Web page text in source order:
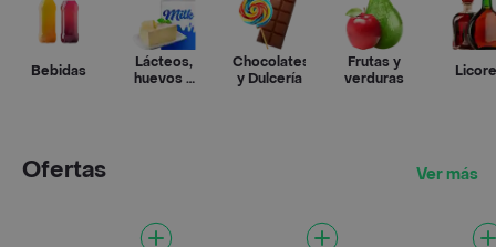
Bebidas
Lácteos,
huevos y
Chocolates
y Dulcería
Frutas y
verduras
Ofertas Ver más